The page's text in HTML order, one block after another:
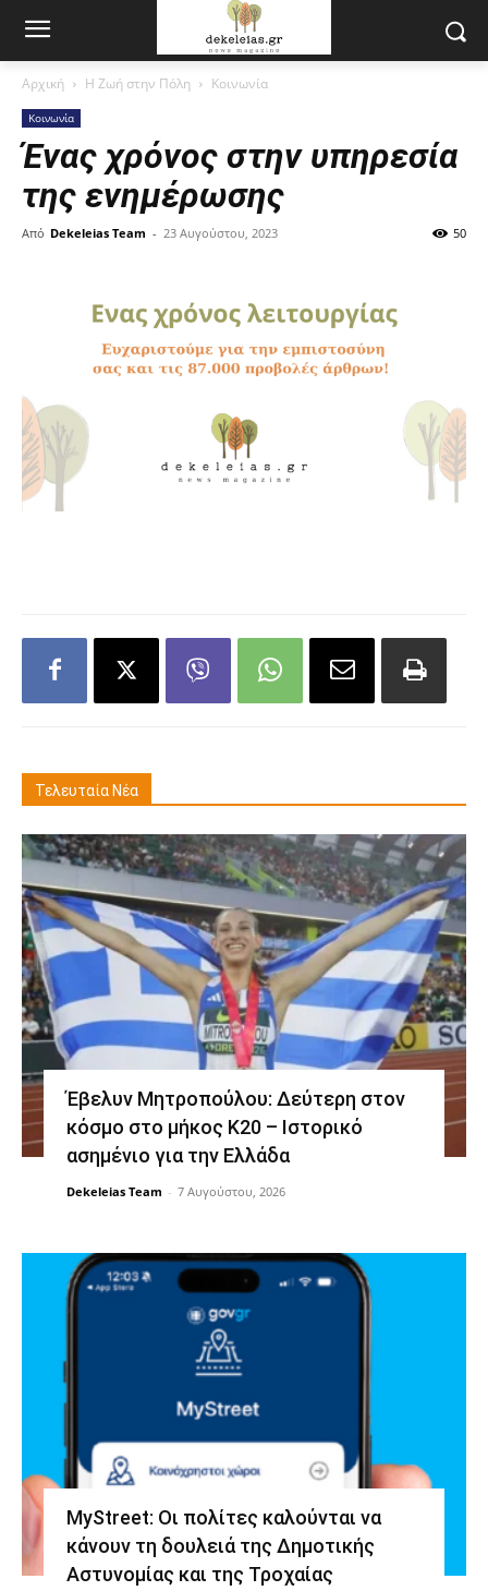
Αρχική Η Ζωή στην Πόλη Κοινωνία
Κοινωνία
Ένας χρόνος στην υπηρεσία
της ενημέρωσης
Από Dekeleias Team - 23 Αυγούστου, 2023 50
Τελευταία Νέα
Έβελυν Μητροπούλου: Δεύτερη στον
κόσμο στο μήκος Κ20 – Ιστορικό
ασημένιο για την Ελλάδα
Dekeleias Team - 7 Αυγούστου, 2026
MyStreet: Οι πολίτες καλούνται να
κάνουν τη δουλειά της Δημοτικής
Αστυνομίας και της Τροχαίας